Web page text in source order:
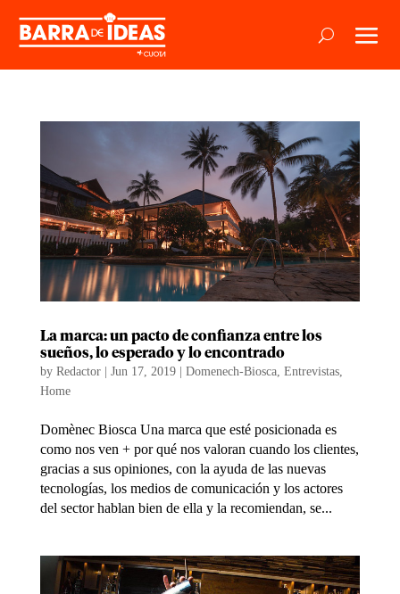
La marca: un pacto de confianza entre los
sueños, lo esperado y lo encontrado
by Redactor| Jun 17, 2019| Domenech-Biosca, Entrevistas,
Home
Domènec Biosca Una marca que esté posicionada es
como nos ven + por qué nos valoran cuando los clientes,
gracias a sus opiniones, con la ayuda de las nuevas
tecnologías, los medios de comunicación y los actores
del sector hablan bien de ella y la recomiendan, se...